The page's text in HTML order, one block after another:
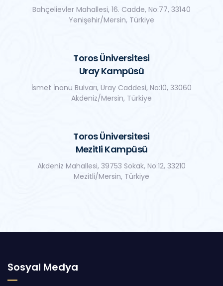
Bahçelievler Mahallesi, 16. Cadde, No:77, 33140
Yenişehir/Mersin, Türkiye
Toros Üniversitesi
Uray Kampüsü
İsmet İnönü Bulvarı, Uray Caddesi, No:10, 33060
Akdeniz/Mersin, Türkiye
Toros Üniversitesi
Mezitli Kampüsü
Akdeniz Mahallesi, 39753 Sokak, No:12, 33210
Mezitli/Mersin, Türkiye
Sosyal Medya